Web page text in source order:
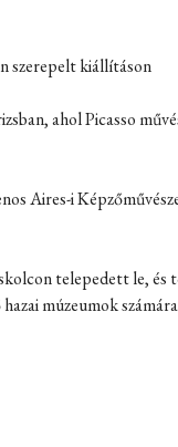
szerepelt kiállításon
ahol Picasso
Aires-i
telepedett le, és
múzeumok számára